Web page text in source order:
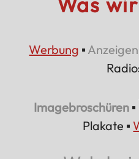
Werbung ▪ Anzeigen
Imagebroschüren▪
Plakate ▪